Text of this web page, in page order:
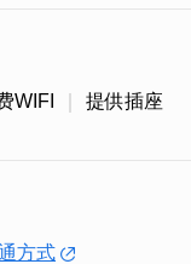
蜜约会 ❥❥ 家
WIFI 提供插座
方式